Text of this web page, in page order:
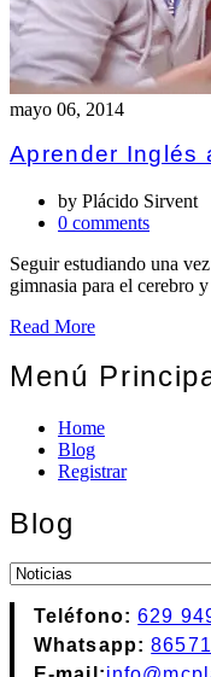
mayo 06, 2014
Aprender Inglés
by Plácido Sirvent
0 comments
Seguir estudiando una
gimnasia para el cerebro
Read More
Menú
Home
Blog
Registrar
Blog
Blog
Teléfono:629
Whatsapp: